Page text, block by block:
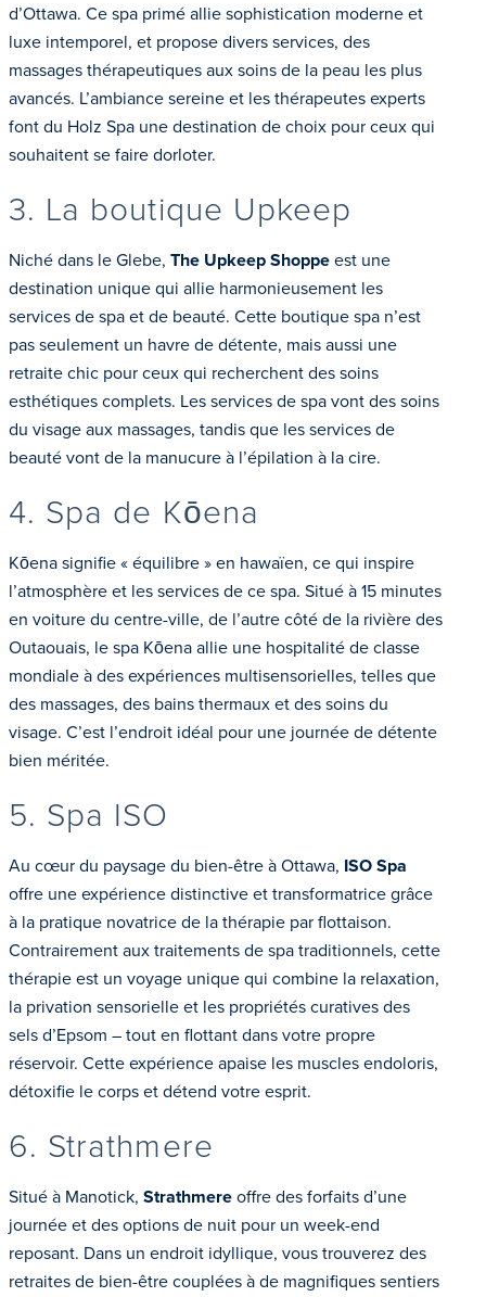
d’Ottawa. Ce spa primé allie sophistication moderne et
luxe intemporel, et propose divers services, des
massages thérapeutiques aux soins de la peau les plus
avancés. L’ambiance sereine et les thérapeutes experts
font du Holz Spa une destination de choix pour ceux qui
souhaitent se faire dorloter.
3. La boutique Upkeep
Niché dans le Glebe, The Upkeep Shoppeest une
destination unique qui allie harmonieusement les
services de spa et de beauté. Cette boutique spa n’est
pas seulement un havre de détente, mais aussi une
retraite chic pour ceux qui recherchent des soins
esthétiques complets. Les services de spa vont des soins
du visage aux massages, tandis que les services de
beauté vont de la manucure à l’épilation à la cire.
4. Spa de Kōena
Kōena signifie « équilibre » en hawaïen, ce qui inspire
l’atmosphère et les services de ce spa. Situé à 15 minutes
en voiture du centre-ville, de l’autre côté de la rivière des
Outaouais, le spa Kōena allie une hospitalité de classe
mondiale à des expériences multisensorielles, telles que
des massages, des bains thermaux et des soins du
visage. C’est l’endroit idéal pour une journée de détente
bien méritée.
5. Spa ISO
Au cœur du paysage du bien-être à Ottawa, ISO Spa
offre une expérience distinctive et transformatrice grâce
à la pratique novatrice de la thérapie par flottaison.
Contrairement aux traitements de spa traditionnels, cette
thérapie est un voyage unique qui combine la relaxation,
la privation sensorielle et les propriétés curatives des
sels d’Epsom – tout en flottant dans votre propre
réservoir. Cette expérience apaise les muscles endoloris,
détoxifie le corps et détend votre esprit.
6. Strathmere
Situé à Manotick, Strathmereoffre des forfaits d’une
journée et des options de nuit pour un week-end
reposant. Dans un endroit idyllique, vous trouverez des
retraites de bien-être couplées à de magnifiques sentiers